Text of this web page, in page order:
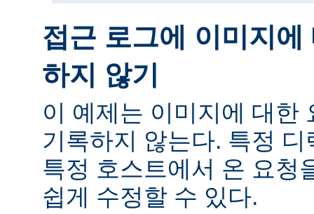
접근 로그에 이미지
하지 않기
이 예제는 이미지에 대한
기록하지 않는다. 특정
특정 호스트에서 온 요청
쉽게 수정할 수 있다.